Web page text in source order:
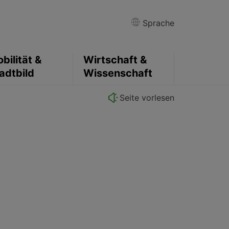
Sprache
&
Wirtschaft &
Wissenschaft
Seite vorlesen